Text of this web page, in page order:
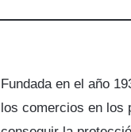
Fundada en el año
los comercios en los